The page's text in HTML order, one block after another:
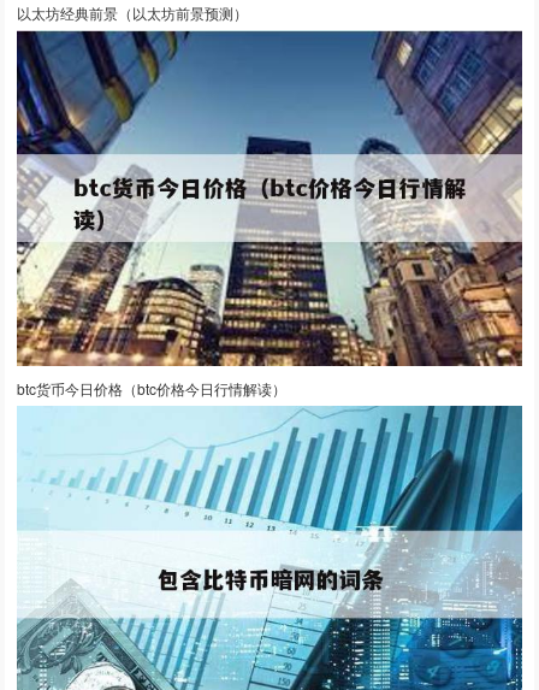
以太坊经典前景（以太坊前景预测）
btc货币今日价格（btc价格今日行情解读）